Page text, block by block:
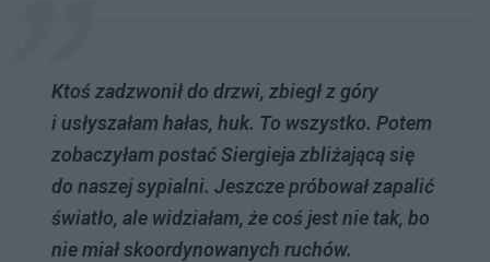
Ktoś zadzwonił do drzwi, zbiegł z góry
i usłyszałam hałas, huk. To wszystko. Potem
zobaczyłam postać Siergieja zbliżającą się
do naszej sypialni. Jeszcze próbował zapalić
światło, ale widziałam, że coś jest nie tak, bo
nie miał skoordynowanych ruchów.